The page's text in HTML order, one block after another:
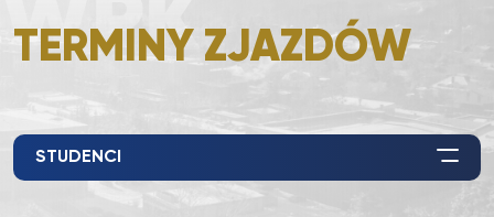
TERMINY ZJAZDÓW
STUDENCI